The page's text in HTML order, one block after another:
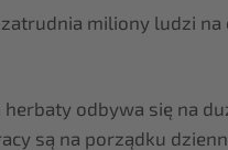
miliony ludzi
odbywa się na
są na porządku